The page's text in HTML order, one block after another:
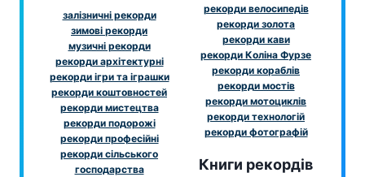
залізничні рекорди
зимові рекорди
музичні рекорди
рекорди архітектурні
рекорди ігри та іграшки
рекорди коштовностей
рекорди мистецтва
рекорди подорожі
рекорди професійні
рекорди сільського
господарства
рекорди велосипедів
рекорди золота
рекорди кави
рекорди Коліна Фурзе
рекорди кораблів
рекорди мостів
рекорди мотоциклів
рекорди технологій
рекорди фотографій
Книги рекордів